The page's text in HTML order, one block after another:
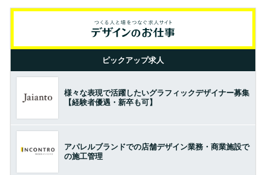
ピックアップ求人
様々な表現で活躍したいグラフィックデザイナー募集
【経験者優遇・新卒も可】
アパレルブランドでの店舗デザイン業務・商業施設で
の施工管理